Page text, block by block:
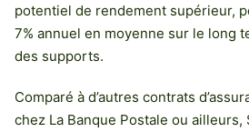
potentiel de rendement supérieur,
7% annuel en moyenne sur le long
des supports.
Comparé à d’autres contrats
chez La Banque Postale ou ailleurs,